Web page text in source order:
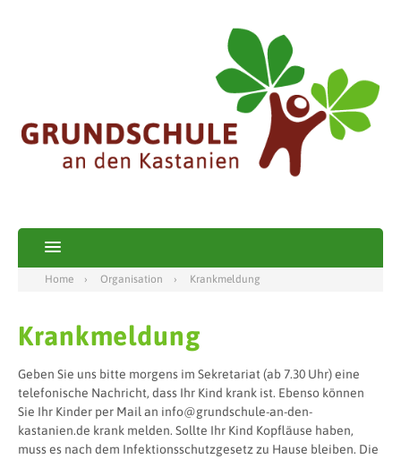
Home Organisation Krankmeldung
Krankmeldung
Geben Sie uns bitte morgens im Sekretariat (ab 7.30 Uhr) eine
telefonische Nachricht, dass Ihr Kind krank ist. Ebenso können
Sie Ihr Kinder per Mail an info@grundschule-an-den-
kastanien.de krank melden. Sollte Ihr Kind Kopfläuse haben,
muss es nach dem Infektionsschutzgesetz zu Hause bleiben. Die